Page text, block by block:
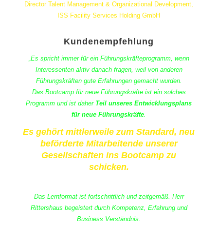
Director Talent Management & Organizational Development,
ISS Facility Services Holding GmbH
Kundenempfehlung
„Es spricht immer für ein Führungskräfteprogramm, wenn
Interessenten aktiv danach fragen, weil von anderen
Führungskräften gute Erfahrungen gemacht wurden.
Das Bootcamp für neue Führungskräfte ist ein solches
Programm und ist daher Teil unseres Entwicklungsplans
für neue Führungskräfte.
Es gehört mittlerweile zum Standard, neu
beförderte Mitarbeitende unserer
Gesellschaften ins Bootcamp zu
schicken.
Das Lernformat ist fortschrittlich und zeitgemäß. Herr
Rittershaus begeistert durch Kompetenz, Erfahrung und
Business Verständnis.